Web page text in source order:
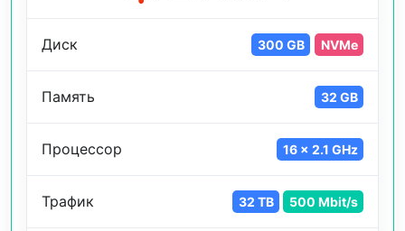
Диск 300 GB NVMe
Память 32 GB
Процессор 16 x 2.1 GHz
Трафик 32 TB 500 Mbit/s